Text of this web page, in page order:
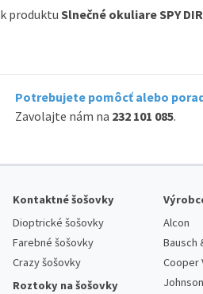
k produktu Slnečné okuliare SPY
Potrebujete pomôcť alebo
Zavolajte nám na 232 101 085.
Kontaktné šošovky
Dioptrické šošovky
Farebné šošovky
Crazy šošovky
Roztoky na šošovky
Alcon
Bausch
Cooper